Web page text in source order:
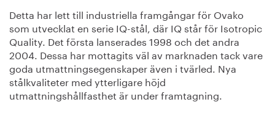
Detta har lett till industriella framgångar för Ovako
som utvecklat en serie IQ-stål, där IQ står för Isotropic
Quality. Det första lanserades 1998 och det andra
2004. Dessa har mottagits väl av marknaden tack vare
goda utmattningsegenskaper även i tvärled. Nya
stålkvaliteter med ytterligare höjd
utmattningshållfasthet är under framtagning.